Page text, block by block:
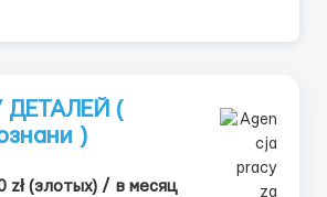
(
)
zł (злотых) / в месяц